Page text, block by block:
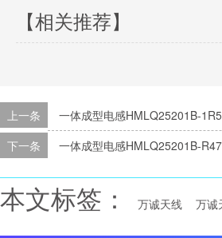
【相关推荐】
上一条
一体成型电感HMLQ25201B-
下一条
一体成型电感HMLQ25201B-
本文标签： 万诚天线 万诚